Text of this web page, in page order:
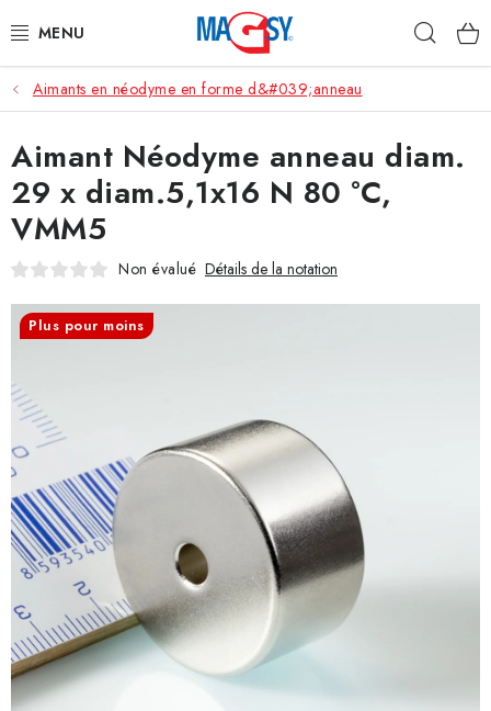
au
CATÉGORIE PRINCIPALE
ACCESSOIRES MAGNÉTIQUES
AIMANTS INDUSTRIELS
AUTRES AIMANTS
MATÉRIAUX EN ACIER INOXYDABLE
À propos
Protection des données (RGPD)
Contacte
Rétractation du contrat
Aimants en néodyme en forme d&#039;anneau
Aimant Néodyme anneau diam.
29 x diam.5,1x16 N 80 °C,
VMM5
Non évalué Détails de la notation
Plus pour moins